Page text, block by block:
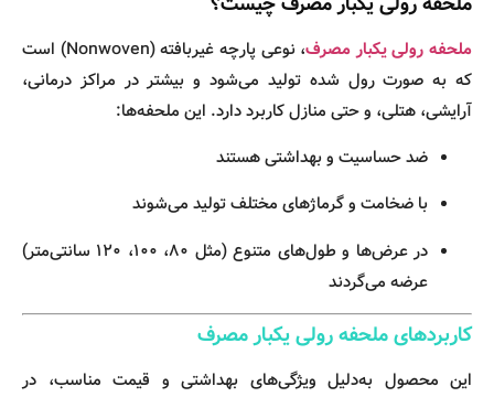
ملحفه رولی یکبار مصرف
، نوعی پارچه غیربافته (Nonwoven) است
که به صورت رول‌ شده تولید می‌شود و بیشتر در مراکز درمانی،
آرایشی، هتلی، و حتی منازل کاربرد دارد. این ملحفه‌ها:
ضد حساسیت و بهداشتی هستند
با ضخامت و گرماژهای مختلف تولید می‌شوند
در عرض‌ها و طول‌های متنوع (مثل ۸۰، ۱۰۰، ۱۲۰ سانتی‌متر)
عرضه می‌گردند
کاربردهای ملحفه رولی یکبار مصرف
این محصول به‌دلیل ویژگی‌های بهداشتی و قیمت مناسب، در